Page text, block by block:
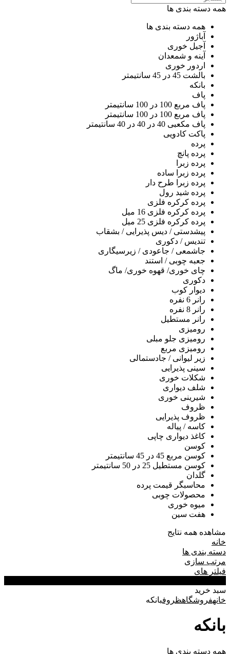
همه دسته بندی ها
همه دسته بندی ها
آباژور
آجیل خوری
آینه و شمعدان
اردور خوری
بالشت 45 در 45 سانتیمتر
بانکه
پاف
پاف مربع 100 در 100 سانتیمتر
پاف مربع 100 در 100 سانتیمتر
پاف مکعبی 40 در 40 در 40 سانتیمتر
پاکت کادویی
پرده
پرده پانچ
پرده زبرا
پرده زبرا ساده
پرده زبرا طرح دار
پرده شید رول
پرده کرکره فلزی
پرده کرکره فلزی 16 میل
پرده کرکره فلزی 25 میل
پیشدستی / دیس پذیرایی / بشقاب
تندیس / دکوری
جاشمعی / جاعودی / زیرسیگاری
جعبه چوبی / استند
چای خوری/ قهوه خوری/ ماگ
دکوری
دیوار کوب
رانر 6 نفره
رانر 8 نفره
رانر مستطیل
رومیزی
رومیزی جلو مبلی
رومیزی مربع
زیر لیوانی / جادستمالی
سینی پذیرایی
شکلات خوری
شلف دیواری
شیرینی خوری
ظروف
ظروف پذیرایی
کاسه / پیاله
کاغذ دیواری چاپی
کوسن
کوسن مربع 45 در 45 سانتیمتر
کوسن مستطیل 25 در 50 سانتیمتر
گلدان
محاسبگر قیمت پرده
محصولات چوبی
میوه خوری
هفت سین
مشاهده همه نتایج
خانه
دسته بندی ها
مرتب سازی
فیلتر های
سبد خرید
خانهفروشگاهظروفبانکه
بانکه
همه دسته بندی ها